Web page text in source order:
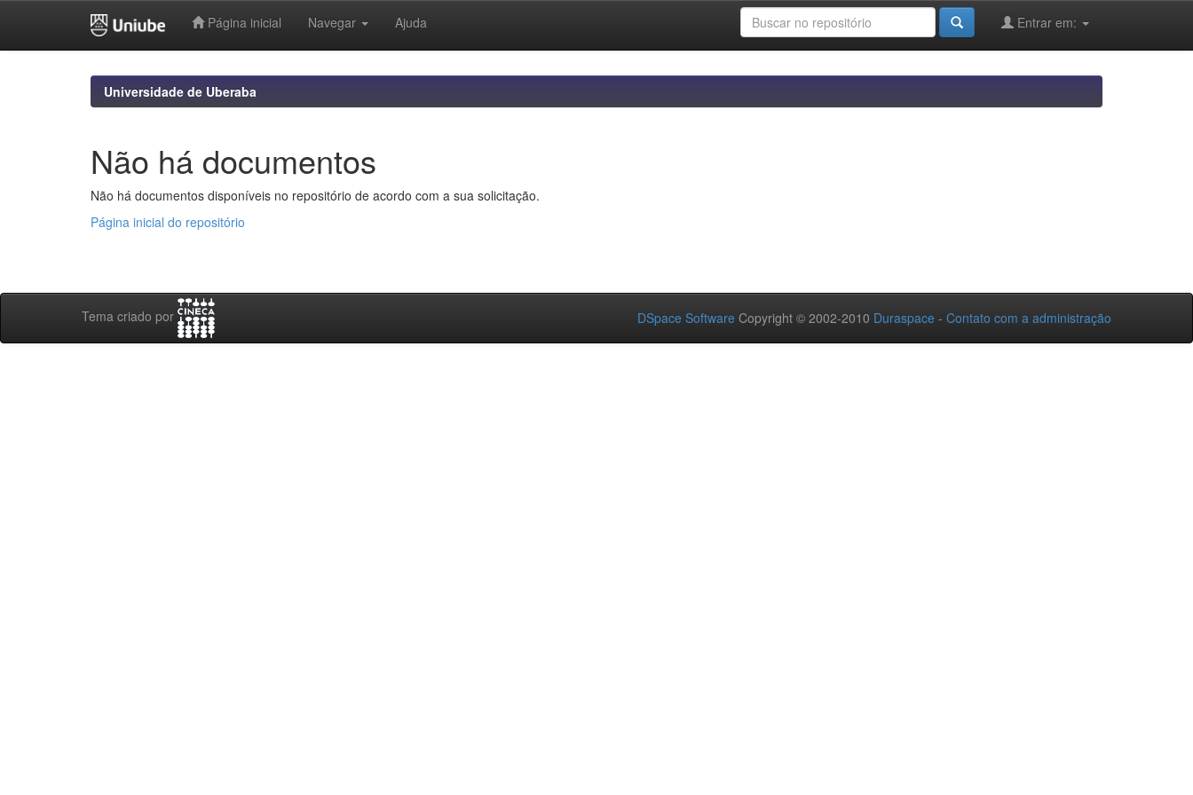
Página inicial Navegar Ajuda Entrar em:
Universidade de Uberaba
Não há documentos
Não há documentos disponíveis no repositório de acordo com a sua solicitação.
Página inicial do repositório
Tema criado por DSpace Software Copyright © 2002-2010 Duraspace - Contato com a administração